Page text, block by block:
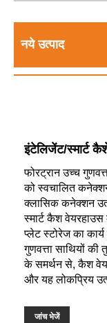
नये उत्पाद
इंटेलिजेंट/स्मार्ट
फोरट्रान उच्च
को स्वचालित
क्लासिक कनेक्शन
स्मार्ट कैश
प्लेट स्टोरेज का
गुणवत्ता साथियों
के समर्थन से, कैश
और यह लोकप्रिय
जांच भेजें